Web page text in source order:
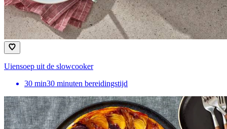
Uiensoep uit de slowcooker
30 min30 minuten bereidingstijd